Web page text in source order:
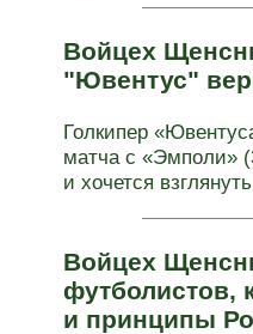
Войцех
"Ювентус"
Голкипер
матча с «Эмполи»
и хочется
Войцех
футболистов,
и принципы